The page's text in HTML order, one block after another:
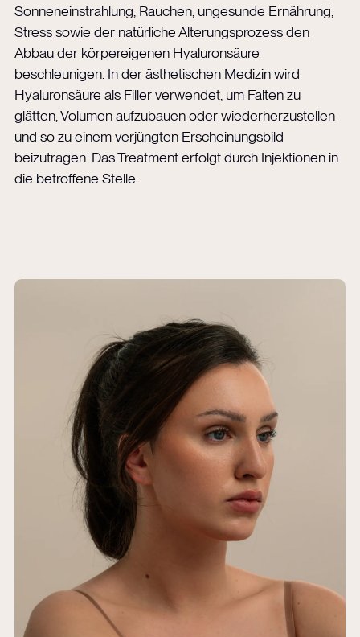
Sonneneinstrahlung, Rauchen, ungesunde Ernährung,
Stress sowie der natürliche Alterungsprozess den
Abbau der körpereigenen Hyaluronsäure
beschleunigen. In der ästhetischen Medizin wird
Hyaluronsäure als Filler verwendet, um Falten zu
glätten, Volumen aufzubauen oder wiederherzustellen
und so zu einem verjüngten Erscheinungsbild
beizutragen. Das Treatment erfolgt durch Injektionen in
die betroffene Stelle.